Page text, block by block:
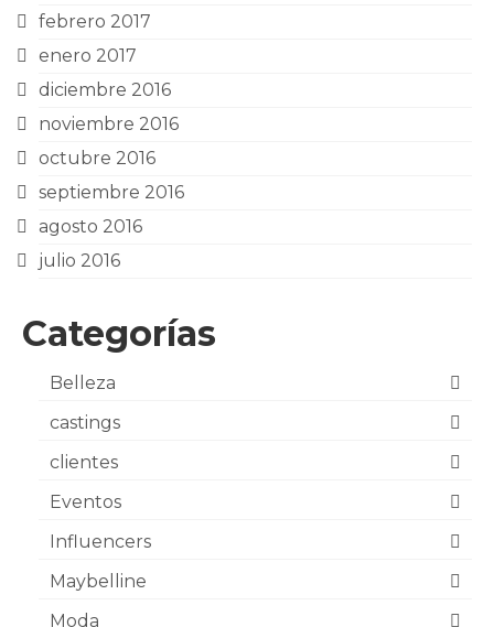
febrero 2017
enero 2017
diciembre 2016
noviembre 2016
octubre 2016
septiembre 2016
agosto 2016
julio 2016
Categorías
Belleza
castings
clientes
Eventos
Influencers
Maybelline
Moda